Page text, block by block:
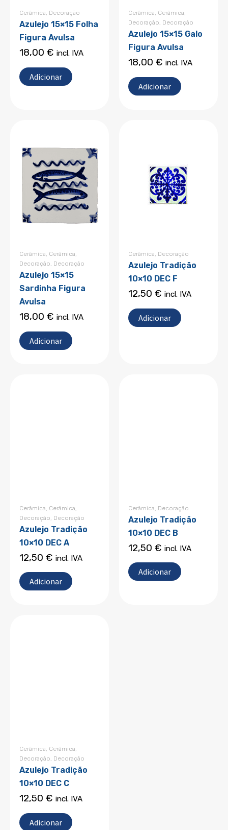
Cerâmica, Decoração
Azulejo 15×15 Folha
Figura Avulsa
18,00 € incl. IVA
Adicionar
Cerâmica, Cerâmica,
Decoração, Decoração
Azulejo 15×15 Galo
Figura Avulsa
18,00 € incl. IVA
Adicionar
Cerâmica Cerâmica
Decoração Decoração
Azulejo 15×15
Sardinha Figura
Avulsa
18,00 € incl. IVA
Adicionar
Cerâmica Decoração
Azulejo Tradição
10×10 DEC F
12,50 € incl. IVA
Adicionar
Cerâmica Cerâmica
Decoração Decoração
Azulejo Tradição
10×10 DEC A
12,50 € incl. IVA
Adicionar
Cerâmica Decoração
Azulejo Tradição
10×10 DEC B
12,50 € incl. IVA
Adicionar
Cerâmica, Cerâmica,
Decoração, Decoração
Azulejo Tradição
10×10 DEC C
12,50 € incl. IVA
Adicionar